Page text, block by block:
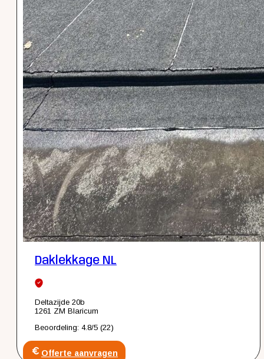
Daklekkage NL
Deltazijde 20b
1261 ZM Blaricum
Beoordeling: 4.8/5 (22)
Offerte aanvragen